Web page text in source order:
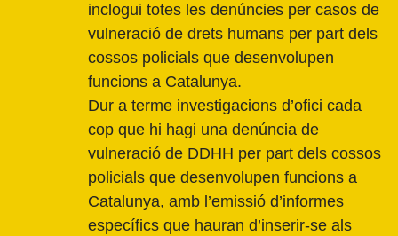
inclogui totes les denúncies per casos de
vulneració de drets humans per part dels
cossos policials que desenvolupen
funcions a Catalunya.
Dur a terme investigacions d’ofici cada
cop que hi hagi una denúncia de
vulneració de DDHH per part dels cossos
policials que desenvolupen funcions a
Catalunya, amb l’emissió d’informes
específics que hauran d’inserir-se als